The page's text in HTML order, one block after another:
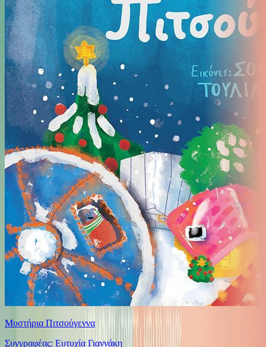
Μυστήρια Πιτσούγεννα
Συγγραφέας: Ευτυχία Γιαννάκη